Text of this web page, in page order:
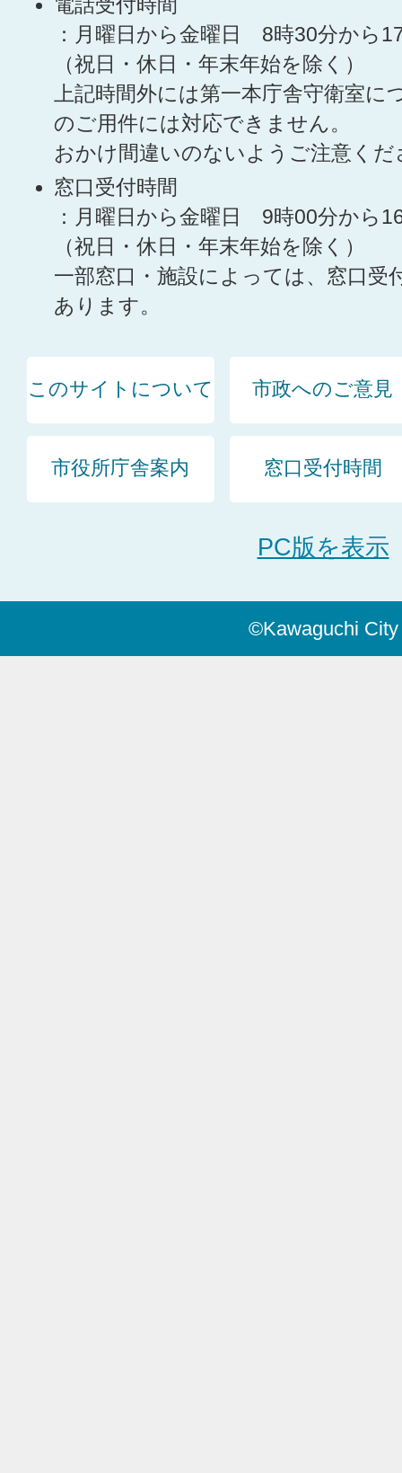
電話受付時間
：月曜日から金曜日 8時30分から
（祝日・休日・年末年始を除く）
上記時間外には第一本庁舎守衛室に
のご用件には対応できません。
おかけ間違いのないようご注意くだ
窓口受付時間
：月曜日から金曜日 9時00分から
（祝日・休日・年末年始を除く）
一部窓口・施設によっては、窓口受
あります。
このサイトについて 市政へのご意見
市役所庁舎案内 窓口受付時間
PC版を表示
©Kawaguchi City